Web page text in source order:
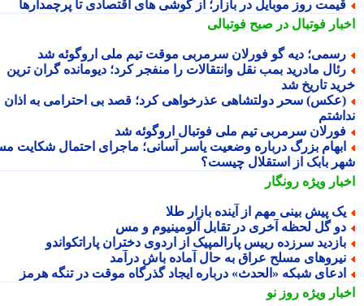
روز موبایل در بازار؛ از گوشی های اقتصادی تا پرچمدارها
فوتبال در صبح فوتبالی
دیه گو فورلان سرمربی موقت تیم ملی اروگوئه شد
مادرید بمب نقل وانتقالات را منفجر کرد؛ دیومانده گران ترین
تاریخ شد
سحر دولتشاهی عذرخواهی کرد؛ قصد بی احترامی به اذان
سرمربی تیم ملی فوتبال اروگوئه شد
بزرگ درباره وضعیت یاسر آسانی؛ ماجرای احتمال شکایت مس
بابک از استقلال چیست؟
ویژهرونگار
پیش بینی مهم از آینده بازار طلا
گل لحظه آخری در تقابل آلومینیوم و مس
سرزده رییس پارالمپیک از اردوی دختران پاراتکواندو
مسلح عراق به حال آماده باش درآمد
شبکه «الحدث» درباره ایجاد گذرگاه موقت در تنگه هرمز
ویژهروز نو